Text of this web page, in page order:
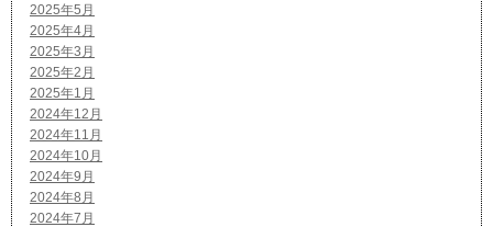
2025年5月
2025年4月
2025年3月
2025年2月
2025年1月
2024年12月
2024年11月
2024年10月
2024年9月
2024年8月
2024年7月